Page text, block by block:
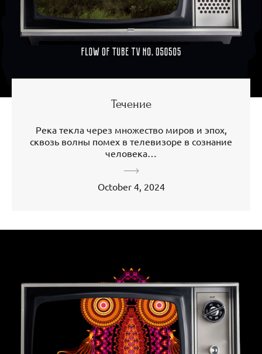
Течение
Река текла через множество миров и эпох,
сквозь волны помех в телевизоре в сознание
человека…
October 4, 2024